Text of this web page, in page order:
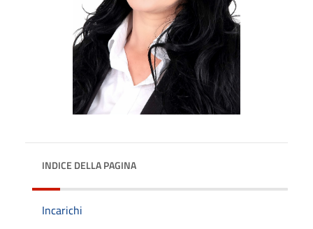
INDICE DELLA PAGINA
Incarichi